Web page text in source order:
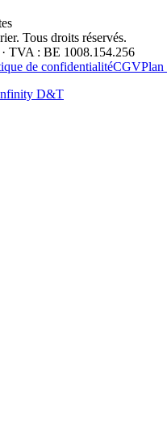
Tous droits réservés.
TVA : BE 1008.154.256
de confidentialitéCGVPlan
D&T